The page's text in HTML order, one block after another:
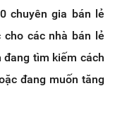
chuyên gia bán lẻ
các nhà bán lẻ
đang tìm kiếm cách
đang muốn tăng